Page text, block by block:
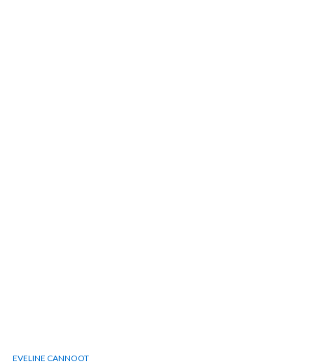
EVELINE CANNOOT